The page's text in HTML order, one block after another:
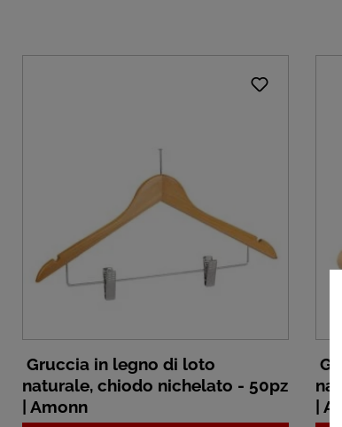
Gruccia in legno di loto
naturale, chiodo nichelato - 50pz
| Amonn
|